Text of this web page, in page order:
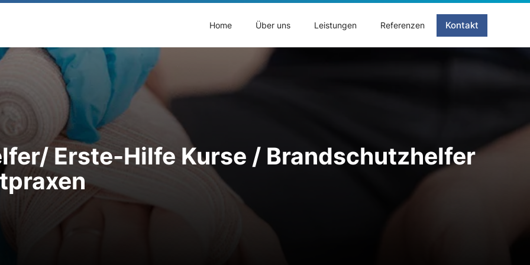
Home Über uns Leistungen Referenzen Kontakt
Erste-Hilfe Kurse / Brandschutzhelfer